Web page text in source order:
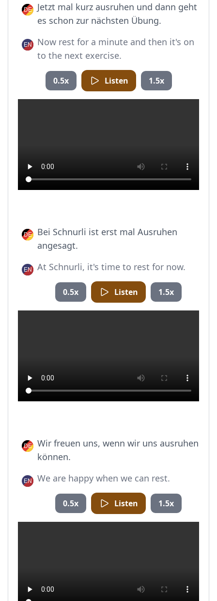
Jetzt mal kurz ausruhen und dann geht
es schon zur nächsten Übung.
Now rest for a minute and then it's on
to the next exercise.
0.5x Listen 1.5x
Bei Schnurli ist erst mal Ausruhen
angesagt.
At Schnurli, it's time to rest for now.
0.5x Listen 1.5x
Wir freuen uns, wenn wir uns ausruhen
können.
We are happy when we can rest.
0.5x Listen 1.5x